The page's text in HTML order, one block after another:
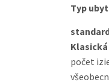
Typ
počet